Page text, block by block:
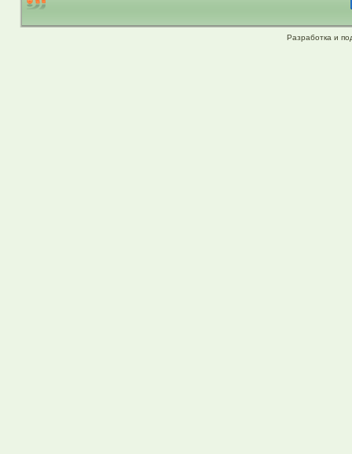
Разработка и